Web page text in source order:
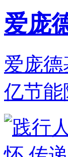
爱庞
爱庞
亿节能